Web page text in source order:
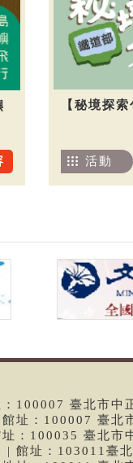
【秘境探
活動
100007 臺北市中
址：100007 臺北
：100035 臺北市
館址：103011臺